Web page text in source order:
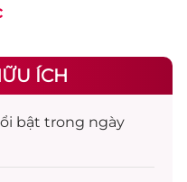
ÍCH
bật trong ngày